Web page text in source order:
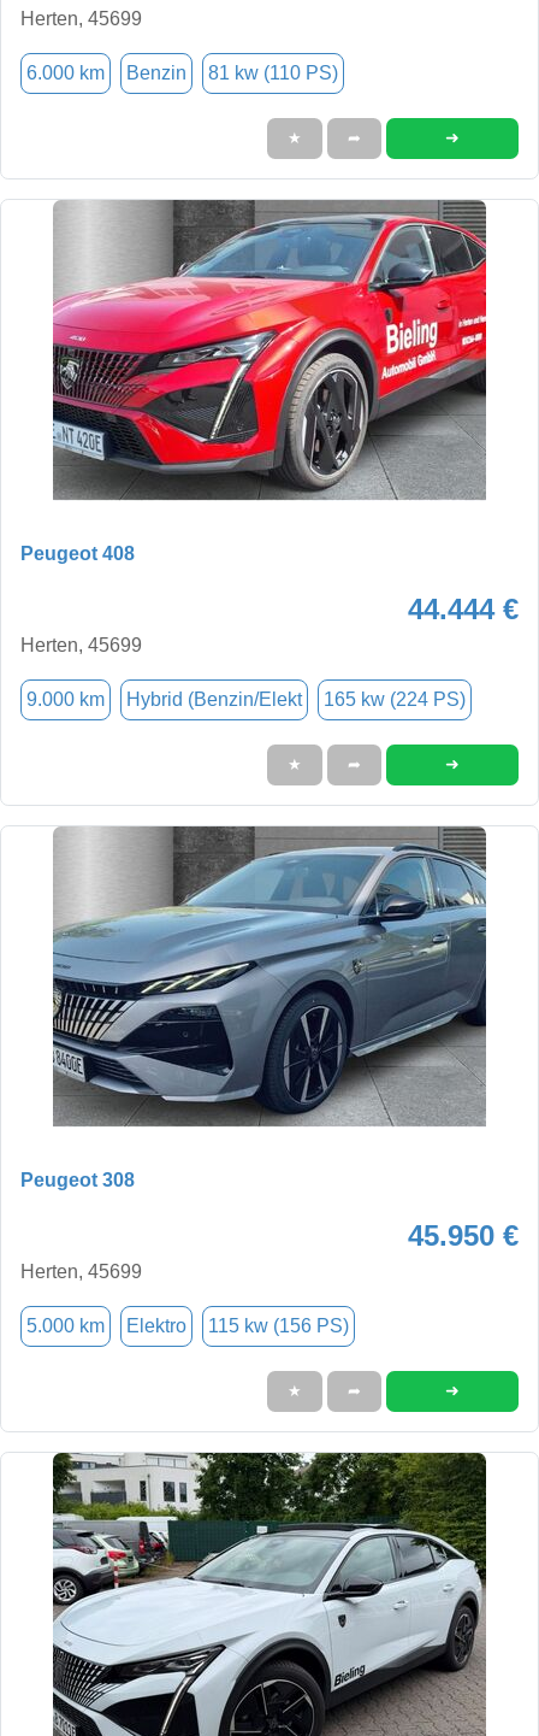
Herten, 45699
6.000 km Benzin 81 kw (110 PS)
★ ➦ ➜
Peugeot 408
44.444 €
Herten, 45699
9.000 km Hybrid (Benzin/Elekt 165 kw (224 PS)
★ ➦ ➜
Peugeot 308
45.950 €
Herten, 45699
5.000 km Elektro 115 kw (156 PS)
★ ➦ ➜